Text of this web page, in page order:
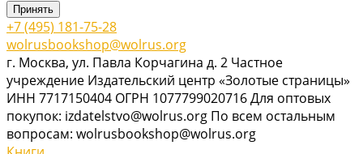
Принять
+7 (495) 181-75-28
wolrusbookshop@wolrus.org
г. Москва, ул. Павла Корчагина д. 2 Частное
учреждение Издательский центр «Золотые страницы»
ИНН 7717150404 ОГРН 1077799020716 Для оптовых
покупок: izdatelstvo@wolrus.org По всем остальным
вопросам: wolrusbookshop@wolrus.org